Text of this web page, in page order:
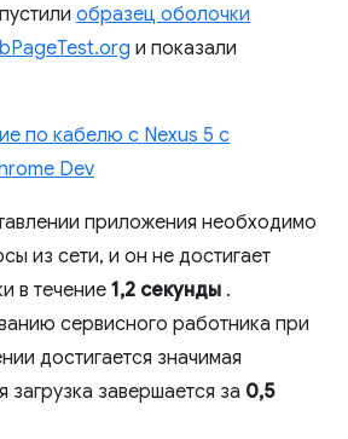
образец оболочки
и показали
по кабелю с Nexus 5 с
Dev
приложения необходимо
из сети, и он не достигает
в течение 1,2 секунды .
сервисного работника при
достигается значимая
загрузка завершается за 0,5